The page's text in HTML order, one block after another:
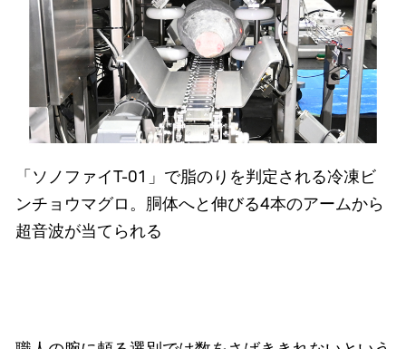
「ソノファイT-01」で脂のりを判定される冷凍ビ
ンチョウマグロ。胴体へと伸びる4本のアームから
超音波が当てられる